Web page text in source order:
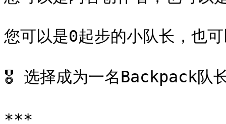
您可以是0起步的小队长，也
🎖️ 选择成为一名Backpack队
***